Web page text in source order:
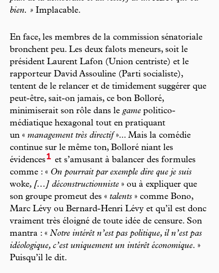
bien. » Implacable.
En face, les membres de la commission sénatoriale
bronchent peu. Les deux falots meneurs, soit le
président Laurent Lafon (Union centriste) et le
rapporteur David Assouline (Parti socialiste),
tentent de le relancer et de timidement suggérer que
peut-être, sait-on jamais, ce bon Bolloré,
minimiserait son rôle dans le game politico-
médiatique hexagonal tout en pratiquant
un « management très directif»... Mais la comédie
continue sur le même ton, Bolloré niant les
évidences1 et s’amusant à balancer des formules
comme : « On pourrait par exemple dire que je suis
woke, [...] déconstructionniste » ou à expliquer que
son groupe promeut des « talents » comme Bono,
Marc Lévy ou Bernard-Henri Lévy et qu’il est donc
vraiment très éloigné de toute idée de censure. Son
mantra : « Notre intérêt n’est pas politique, il n’est pas
idéologique, c’est uniquement un intérêt économique. »
Puisqu’il le dit.